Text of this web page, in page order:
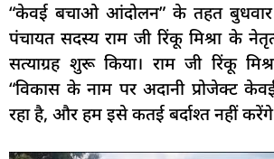
“केवई बचाओ आंदोलन” के तहत बुधवार
पंचायत सदस्य राम जी रिंकू मिश्रा के
सत्याग्रह शुरू किया। राम जी रिंकू
“विकास के नाम पर अदानी प्रोजेक्ट
रहा है, और हम इसे कतई बर्दाश्त नहीं